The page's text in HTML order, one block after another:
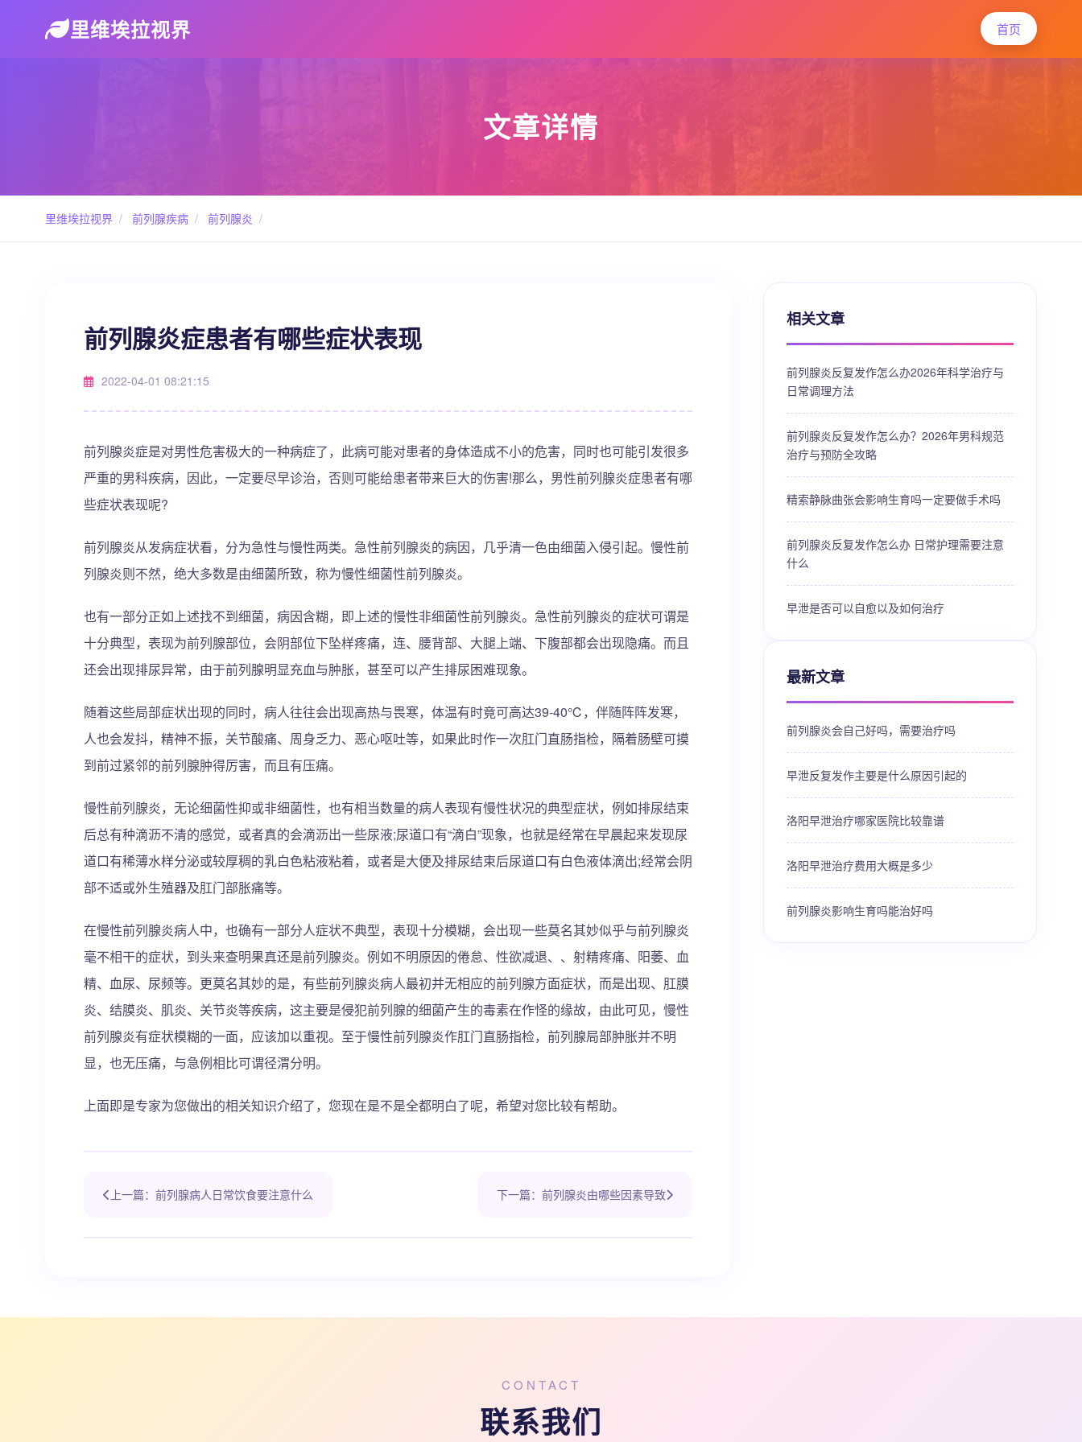
里维埃拉视界 首页
文章详情
里维埃拉视界 / 前列腺疾病 / 前列腺炎 /
前列腺炎症患者有哪些症状表现
2022-04-01 08:21:15
前列腺炎症是对男性危害极大的一种病症了，此病可能对患者的身体造成不小的危害，同时也可能引发很多
严重的男科疾病，因此，一定要尽早诊治，否则可能给患者带来巨大的伤害!那么，男性前列腺炎症患者有哪
些症状表现呢?
前列腺炎从发病症状看，分为急性与慢性两类。急性前列腺炎的病因，几乎清一色由细菌入侵引起。慢性前
列腺炎则不然，绝大多数是由细菌所致，称为慢性细菌性前列腺炎。
也有一部分正如上述找不到细菌，病因含糊，即上述的慢性非细菌性前列腺炎。急性前列腺炎的症状可谓是
十分典型，表现为前列腺部位，会阴部位下坠样疼痛，连、腰背部、大腿上端、下腹部都会出现隐痛。而且
还会出现排尿异常，由于前列腺明显充血与肿胀，甚至可以产生排尿困难现象。
随着这些局部症状出现的同时，病人往往会出现高热与畏寒，体温有时竟可高达39-40℃，伴随阵阵发寒，
人也会发抖，精神不振，关节酸痛、周身乏力、恶心呕吐等，如果此时作一次肛门直肠指检，隔着肠壁可摸
到前过紧邻的前列腺肿得厉害，而且有压痛。
慢性前列腺炎，无论细菌性抑或非细菌性，也有相当数量的病人表现有慢性状况的典型症状，例如排尿结束
后总有种滴沥不清的感觉，或者真的会滴沥出一些尿液;尿道口有“滴白”现象，也就是经常在早晨起来发现尿
道口有稀薄水样分泌或较厚稠的乳白色粘液粘着，或者是大便及排尿结束后尿道口有白色液体滴出;经常会阴
部不适或外生殖器及肛门部胀痛等。
在慢性前列腺炎病人中，也确有一部分人症状不典型，表现十分模糊，会出现一些莫名其妙似乎与前列腺炎
毫不相干的症状，到头来查明果真还是前列腺炎。例如不明原因的倦怠、性欲减退、、射精疼痛、阳萎、血
精、血尿、尿频等。更莫名其妙的是，有些前列腺炎病人最初并无相应的前列腺方面症状，而是出现、肛膜
炎、结膜炎、肌炎、关节炎等疾病，这主要是侵犯前列腺的细菌产生的毒素在作怪的缘故，由此可见，慢性
前列腺炎有症状模糊的一面，应该加以重视。至于慢性前列腺炎作肛门直肠指检，前列腺局部肿胀并不明
显，也无压痛，与急例相比可谓径渭分明。
上面即是专家为您做出的相关知识介绍了，您现在是不是全都明白了呢，希望对您比较有帮助。
上一篇：前列腺病人日常饮食要注意什么 下一篇：前列腺炎由哪些因素导致
相关文章
前列腺炎反复发作怎么办2026年科学治疗与
日常调理方法
前列腺炎反复发作怎么办？2026年男科规范
治疗与预防全攻略
精索静脉曲张会影响生育吗一定要做手术吗
前列腺炎反复发作怎么办 日常护理需要注意
什么
早泄是否可以自愈以及如何治疗
最新文章
前列腺炎会自己好吗，需要治疗吗
早泄反复发作主要是什么原因引起的
洛阳早泄治疗哪家医院比较靠谱
洛阳早泄治疗费用大概是多少
前列腺炎影响生育吗能治好吗
CONTACT
联系我们